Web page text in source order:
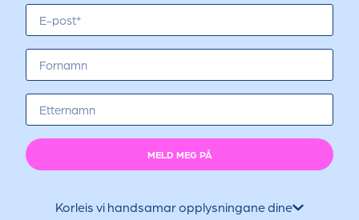
MELD MEG PÅ
Korleis vi handsamar opplysningane dine